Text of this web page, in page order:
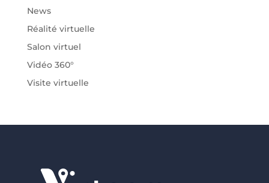
News
Réalité virtuelle
Salon virtuel
Vidéo 360°
Visite virtuelle